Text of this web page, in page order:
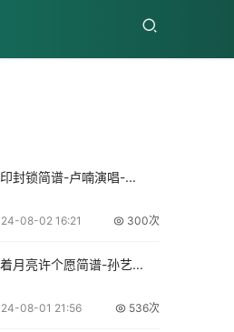
封锁简谱-卢喃演唱-...
08-02 16:21 300次
月亮许个愿简谱-孙艺...
08-01 21:56 536次